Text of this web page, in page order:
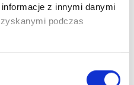
z innymi danymi
podczas